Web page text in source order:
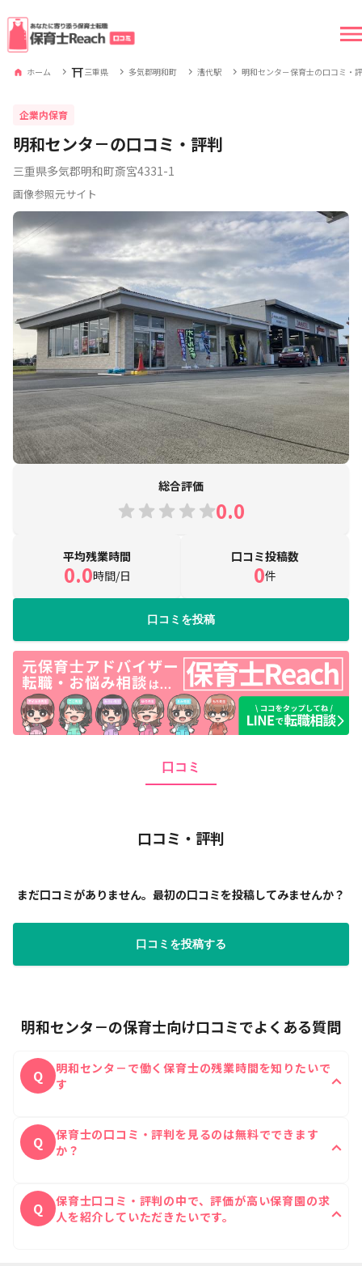
ホーム ⛩三重県 多気郡明和町 漕代駅 明和センタ－保育士の口コミ・
企業内保育
明和センタ－の口コミ・評判
三重県多気郡明和町斎宮4331-1
画像参照元サイト
総合評価
0.0
平均残業時間
0.0時間/日
口コミ投稿数
0件
口コミを投稿
口コミ
口コミ・評判
まだ口コミがありません。最初の口コミを投稿してみませんか？
口コミを投稿する
明和センタ－の保育士向け口コミでよくある質問
Q
明和センタ－で働く保育士の残業時間を知りたいで
す
A
時間は1日あたり0時間です。
Q
保育士の口コミ・評判を見るのは無料でできます
か？
A
Q
保育士口コミ・評判の中で、評価が高い保育園の求
人を紹介していただきたいです。